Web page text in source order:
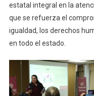
estatal integral en la
que se refuerza el
igualdad, los derechos
en todo el estado.